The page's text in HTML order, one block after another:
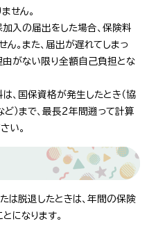
せん。
入の届出をした場合、保険料
。また、届出が遅れてしまっ
由がない限り全額自己負担とな
、国保資格が発生したとき（協
）まで、最長2年間遡って計算
い。
は脱退したときは、年間の保険
になります。